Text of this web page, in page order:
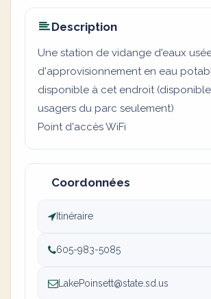
Description
Une station de vidange d'eaux
d'approvisionnement en eau
disponible à cet endroit
usagers du parc seulement)
Point d'accès WiFi
Coordonnées
Itinéraire
605-983-5085
LakePoinsett@state.sd.us